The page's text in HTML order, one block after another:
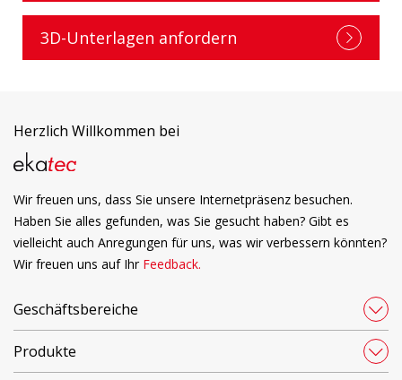
3D-Unterlagen anfordern
Herzlich Willkommen bei
Wir freuen uns, dass Sie unsere Internetpräsenz besuchen.
Haben Sie alles gefunden, was Sie gesucht haben? Gibt es
vielleicht auch Anregungen für uns, was wir verbessern könnten?
Wir freuen uns auf Ihr Feedback.
Geschäftsbereiche
Produkte